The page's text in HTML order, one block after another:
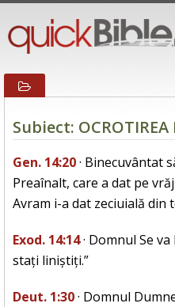
Subiect:
Gen. 14:20· Binecuvântat
Preaînalt, care a dat pe
Avram i-a dat zeciuială din
Exod. 14:14· Domnul Se
stați liniștiți.”
Deut. 1:30· Domnul